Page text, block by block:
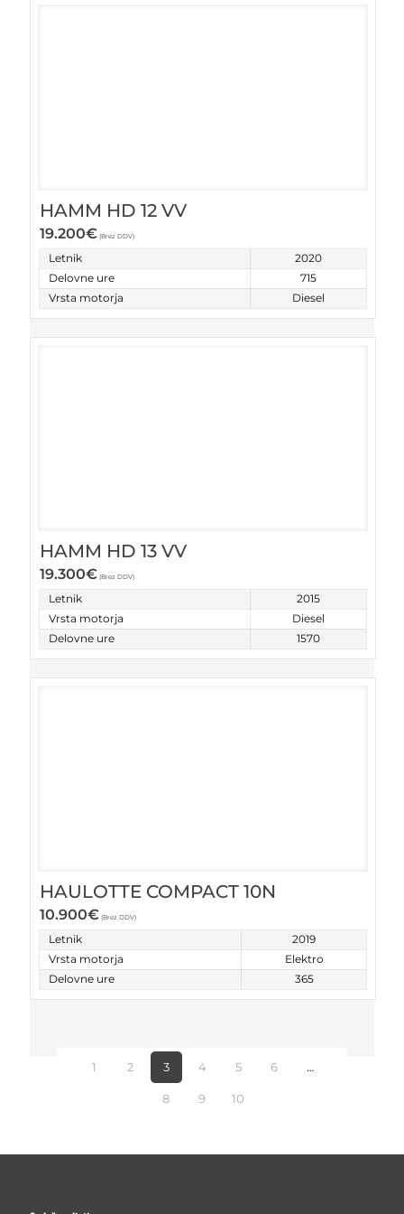
HAMM HD 12 VV
19.200€ (Brez DDV)
Letnik
2020
Delovne ure
715
Vrsta motorja
Diesel
HAMM HD 13 VV
19.300€ (Brez DDV)
Letnik
2015
Vrsta motorja
Diesel
Delovne ure
1570
HAULOTTE COMPACT 10N
10.900€ (Brez DDV)
Letnik
2019
Vrsta motorja
Elektro
Delovne ure
365
1 2 3 4 5 6 …
8 9 10